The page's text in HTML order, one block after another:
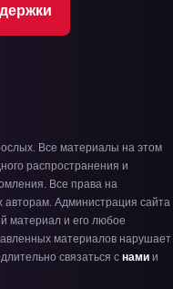
Все материалы на этом
распространения и
Все права на
Администрация сайта
материал и его любое
материалов нарушает
связаться с нами и